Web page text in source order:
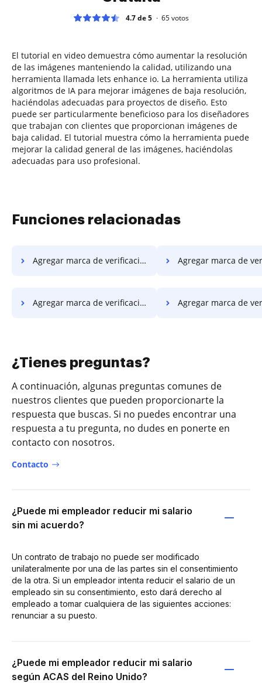
4.7 de 5 65votos
El tutorial en video demuestra cómo aumentar la resolución
de las imágenes manteniendo la calidad, utilizando una
herramienta llamada lets enhance io. La herramienta utiliza
algoritmos de IA para mejorar imágenes de baja resolución,
haciéndolas adecuadas para proyectos de diseño. Esto
puede ser particularmente beneficioso para los diseñadores
que trabajan con clientes que proporcionan imágenes de
baja calidad. El tutorial muestra cómo la herramienta puede
mejorar la calidad general de las imágenes, haciéndolas
adecuadas para uso profesional.
Funciones relacionadas
Agregar marca de verificación al PDF en Motorola Agregar marca de verificación al
Agregar marca de verificación al PDF en Xiaomi Agregar marca de verificación al
¿Tienes preguntas?
A continuación, algunas preguntas comunes de
nuestros clientes que pueden proporcionarte la
respuesta que buscas. Si no puedes encontrar una
respuesta a tu pregunta, no dudes en ponerte en
contacto con nosotros.
Contacto
¿Puede mi empleador reducir mi salario
sin mi acuerdo?
Un contrato de trabajo no puede ser modificado
unilateralmente por una de las partes sin el consentimiento
de la otra. Si un empleador intenta reducir el salario de un
empleado sin su consentimiento, esto dará derecho al
empleado a tomar cualquiera de las siguientes acciones:
renunciar a su puesto.
¿Puede mi empleador reducir mi salario
según ACAS del Reino Unido?